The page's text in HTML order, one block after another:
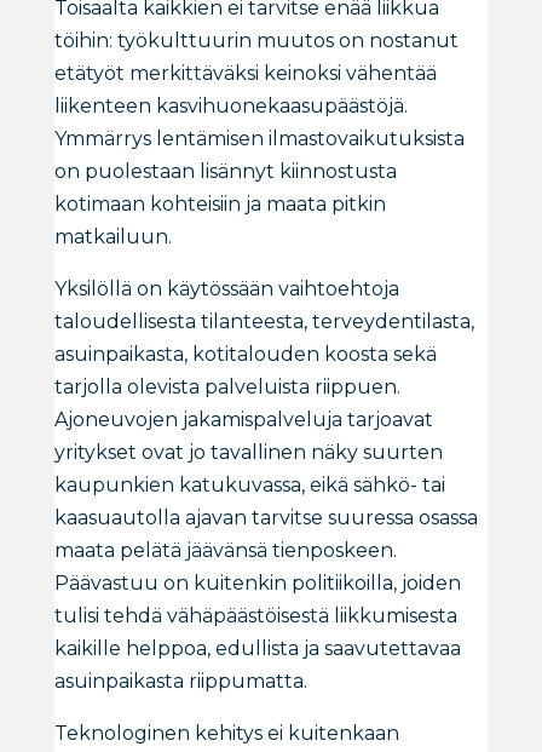
Toisaalta kaikkien ei tarvitse enää liikkua
töihin: työkulttuurin muutos on nostanut
etätyöt merkittäväksi keinoksi vähentää
liikenteen kasvihuonekaasupäästöjä.
Ymmärrys lentämisen ilmastovaikutuksista
on puolestaan lisännyt kiinnostusta
kotimaan kohteisiin ja maata pitkin
matkailuun.
Yksilöllä on käytössään vaihtoehtoja
taloudellisesta tilanteesta, terveydentilasta,
asuinpaikasta, kotitalouden koosta sekä
tarjolla olevista palveluista riippuen.
Ajoneuvojen jakamispalveluja tarjoavat
yritykset ovat jo tavallinen näky suurten
kaupunkien katukuvassa, eikä sähkö- tai
kaasuautolla ajavan tarvitse suuressa osassa
maata pelätä jäävänsä tienposkeen.
Päävastuu on kuitenkin politiikoilla, joiden
tulisi tehdä vähäpäästöisestä liikkumisesta
kaikille helppoa, edullista ja saavutettavaa
asuinpaikasta riippumatta.
Teknologinen kehitys ei kuitenkaan